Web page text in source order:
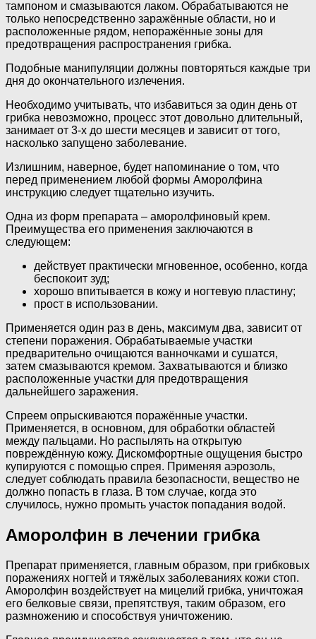
тампоном и смазываются лаком. Обрабатываются не
только непосредственно заражённые области, но и
расположенные рядом, непоражённые зоны для
предотвращения распространения грибка.
Подобные манипуляции должны повторяться каждые три
дня до окончательного излечения.
Необходимо учитывать, что избавиться за один день от
грибка невозможно, процесс этот довольно длительный,
занимает от 3-х до шести месяцев и зависит от того,
насколько запущено заболевание.
Излишним, наверное, будет напоминание о том, что
перед применением любой формы Аморолфина
инструкцию следует тщательно изучить.
Одна из форм препарата – аморолфиновый крем.
Преимущества его применения заключаются в
следующем:
действует практически мгновенное, особенно, когда
беспокоит зуд;
хорошо впитывается в кожу и ногтевую пластину;
прост в использовании.
Применяется один раз в день, максимум два, зависит от
степени поражения. Обрабатываемые участки
предварительно очищаются ванночками и сушатся,
затем смазываются кремом. Захватываются и близко
расположенные участки для предотвращения
дальнейшего заражения.
Спреем опрыскиваются поражённые участки.
Применяется, в основном, для обработки областей
между пальцами. Но распылять на открытую
повреждённую кожу. Дискомфортные ощущения быстро
купируются с помощью спрея. Применяя аэрозоль,
следует соблюдать правила безопасности, вещество не
должно попасть в глаза. В том случае, когда это
случилось, нужно промыть участок попадания водой.
Аморолфин в лечении грибка
Препарат применяется, главным образом, при грибковых
поражениях ногтей и тяжёлых заболеваниях кожи стоп.
Аморолфин воздействует на мицелий грибка, уничтожая
его белковые связи, препятствуя, таким образом, его
размножению и способствуя уничтожению.